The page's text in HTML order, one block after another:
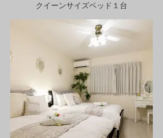
クイーンサイズベッド１台